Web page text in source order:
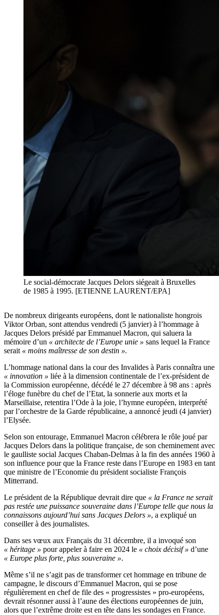
Le social-démocrate Jacques Delors siégeait à Bruxelles
de 1985 à 1995. [ETIENNE LAURENT/EPA]
De nombreux dirigeants européens, dont le nationaliste hongrois
Viktor Orban, sont attendus vendredi (5 janvier) à l’hommage à
Jacques Delors présidé par Emmanuel Macron, qui saluera la
mémoire d’un « architecte de l’Europe unie » sans lequel la France
serait « moins maîtresse de son destin ».
L’hommage national dans la cour des Invalides à Paris connaîtra une
« innovation » liée à la dimension continentale de l’ex-président de
la Commission européenne, décédé le 27 décembre à 98 ans : après
l’éloge funèbre du chef de l’Etat, la sonnerie aux morts et la
Marseillaise, retentira l’Ode à la joie, l’hymne européen, interprété
par l’orchestre de la Garde républicaine, a annoncé jeudi (4 janvier)
l’Elysée.
Selon son entourage, Emmanuel Macron célébrera le rôle joué par
Jacques Delors dans la politique française, de son cheminement avec
le gaulliste social Jacques Chaban-Delmas à la fin des années 1960 à
son influence pour que la France reste dans l’Europe en 1983 en tant
que ministre de l’Economie du président socialiste François
Mitterrand.
Le président de la République devrait dire que « la France ne serait
pas restée une puissance souveraine dans l’Europe telle que nous la
connaissons aujourd’hui sans Jacques Delors », a expliqué un
conseiller à des journalistes.
Dans ses vœux aux Français du 31 décembre, il a invoqué son
« héritage » pour appeler à faire en 2024 le « choix décisif » d’une
« Europe plus forte, plus souveraine ».
Même s’il ne s’agit pas de transformer cet hommage en tribune de
campagne, le discours d’Emmanuel Macron, qui se pose
régulièrement en chef de file des « progressistes » pro-européens,
devrait résonner aussi à l’aune des élections européennes de juin,
alors que l’extrême droite est en tête dans les sondages en France.